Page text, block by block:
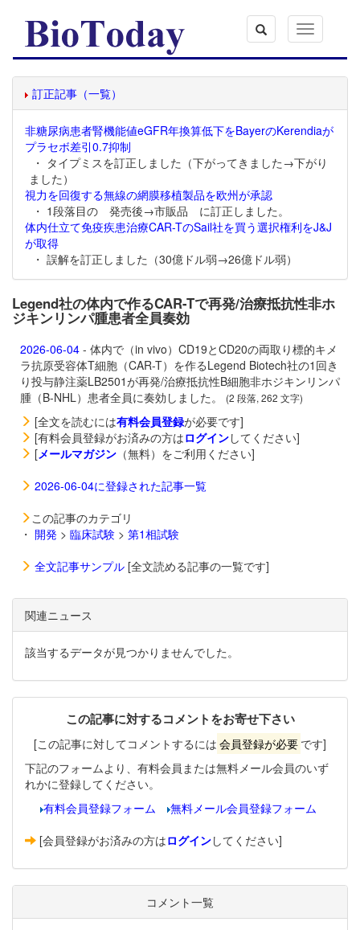
Toggle
navigation
訂正記事（一覧）
非糖尿病患者腎機能値eGFR年換算低下をBayerのKerendiaが
プラセボ差引0.7抑制
・ タイプミスを訂正しました（下がってきました→下がり
ました）
視力を回復する無線の網膜移植製品を欧州が承認
・ 1段落目の 発売後→市販品 に訂正しました。
体内仕立て免疫疾患治療CAR-TのSail社を買う選択権利をJ&J
が取得
・ 誤解を訂正しました（30億ドル弱→26億ドル弱）
Legend社の体内で作るCAR-Tで再発/治療抵抗性非ホ
ジキンリンパ腫患者全員奏効
2026-06-04 - 体内で（in vivo）CD19とCD20の両取り標的キメ
ラ抗原受容体T細胞（CAR-T）を作るLegend Biotech社の1回き
り投与静注薬LB2501が再発/治療抵抗性B細胞非ホジキンリンパ
腫（B-NHL）患者全員に奏効しました。
(2 段落, 262 文字)
[全文を読むには有料会員登録が必要です]
[有料会員登録がお済みの方はログインしてください]
[メールマガジン （無料）をご利用ください]
2026-06-04に登録された記事一覧
この記事のカテゴリ
・ 開発 > 臨床試験 > 第1相試験
全文記事サンプル [全文読める記事の一覧です]
関連ニュース
該当するデータが見つかりませんでした。
この記事に対するコメントをお寄せ下さい
[この記事に対してコメントするには 会員登録が必要 です]
下記のフォームより、有料会員または無料メール会員のいず
れかに登録してください。
有料会員登録フォーム
無料メール会員登録フォーム
[会員登録がお済みの方はログインしてください]
コメント一覧